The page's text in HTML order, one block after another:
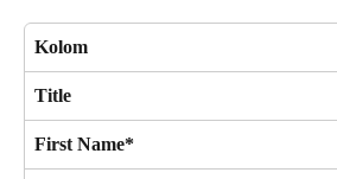
Kolom
Title
First Name*